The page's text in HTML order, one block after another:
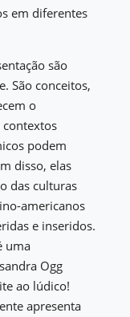
em diferentes
são
São conceitos,
o
podem
disso, elas
das culturas
americanos
e inseridos.
uma
Ogg
ao lúdico!
apresenta